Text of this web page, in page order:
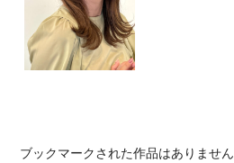
ブックマークされた作品はありません